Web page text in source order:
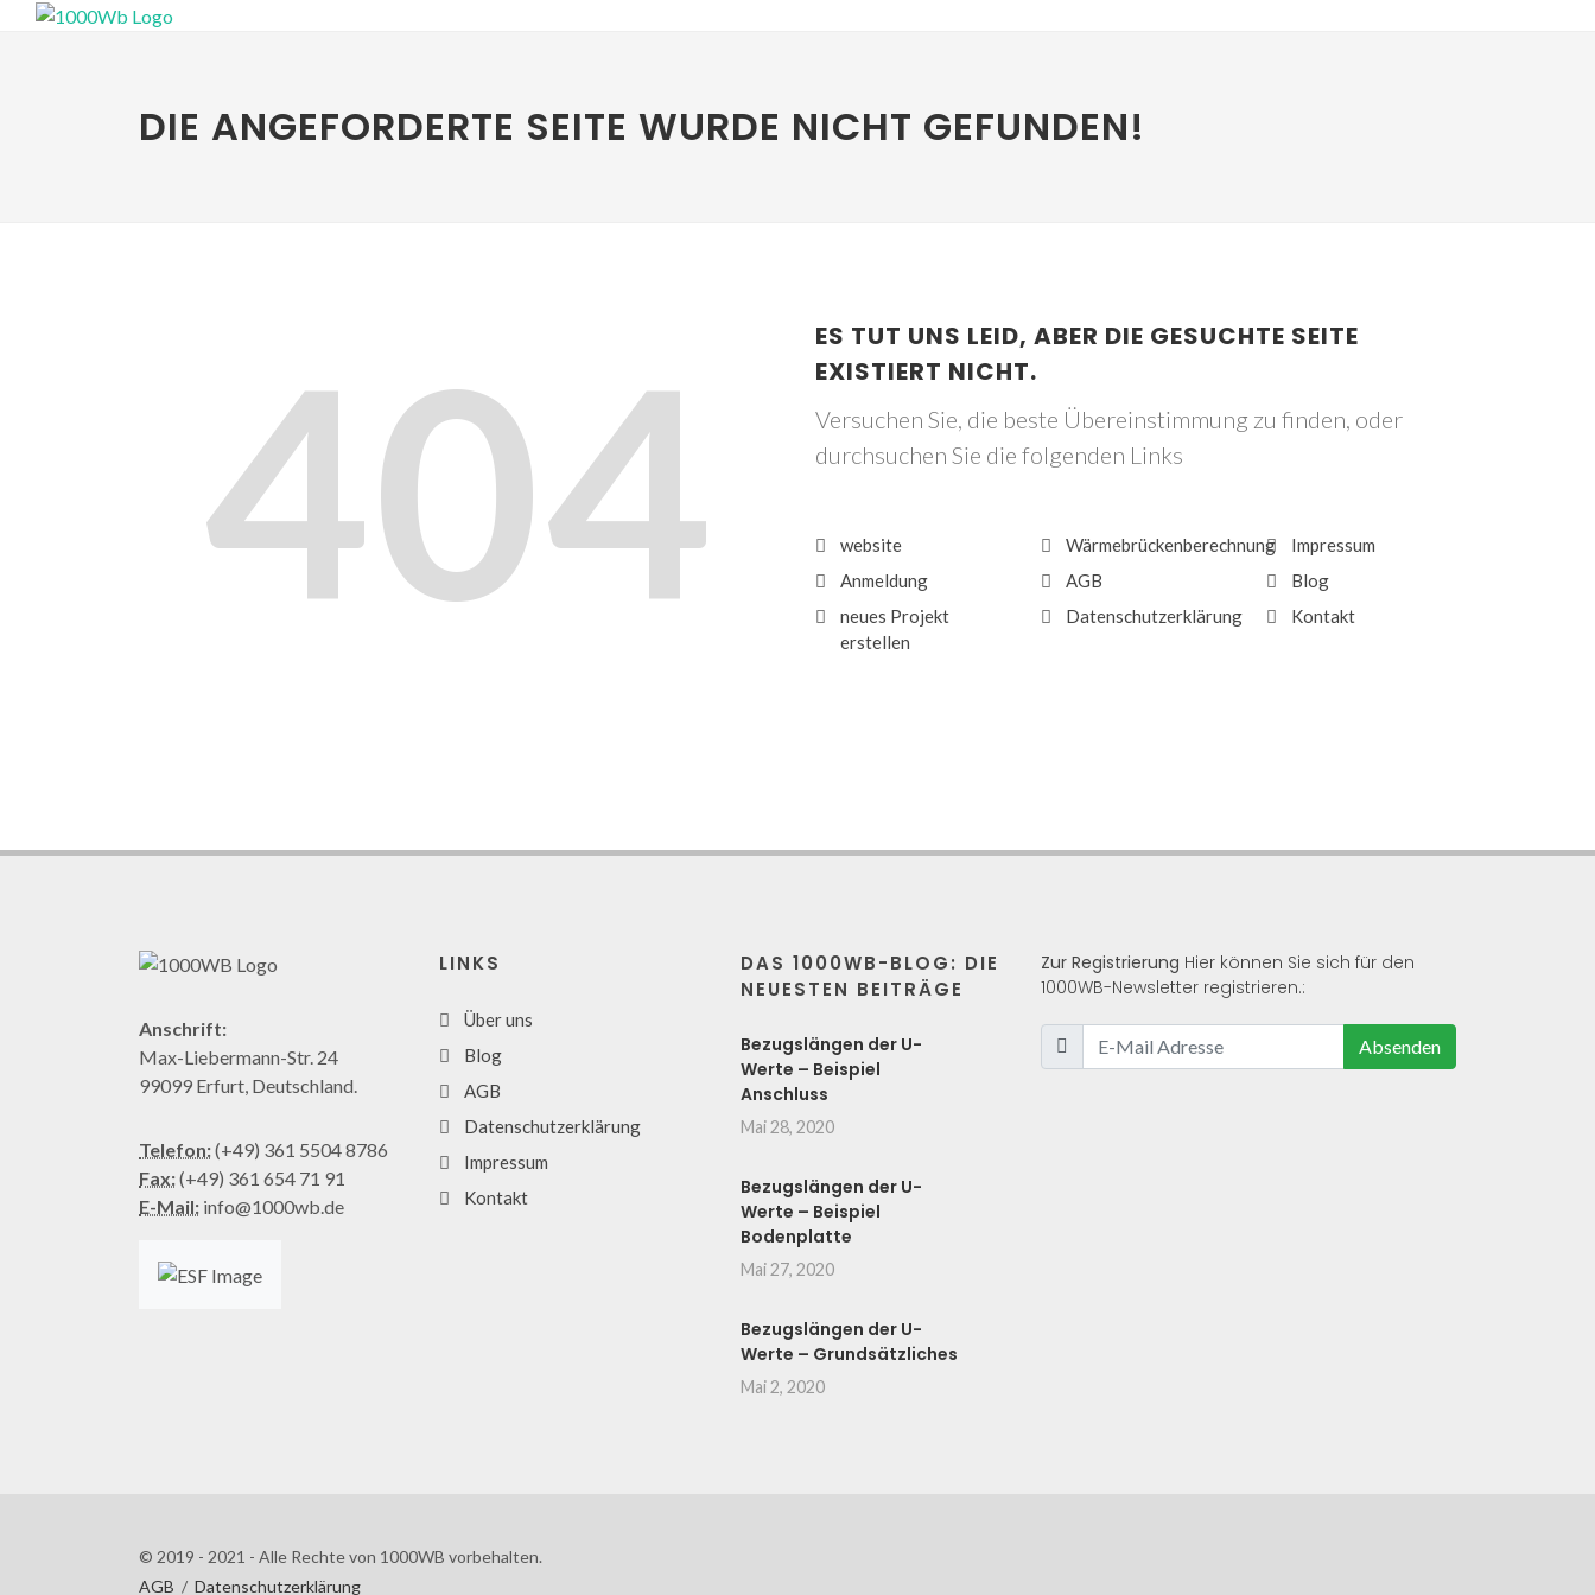
DIE ANGEFORDERTE SEITE WURDE NICHT GEFUNDEN!
404
ES TUT UNS LEID, ABER DIE GESUCHTE SEITE
EXISTIERT NICHT.
Versuchen Sie, die beste Übereinstimmung zu finden, oder
durchsuchen Sie die folgenden Links
website
Anmeldung
neues Projekt
erstellen
Wärmebrückenberechnung
AGB
Datenschutzerklärung
Impressum
Blog
Kontakt
Anschrift:
Max-Liebermann-Str. 24
99099 Erfurt, Deutschland.
Telefon:(+49) 361 5504 8786
Fax:(+49) 361 654 71 91
E-Mail: info@1000wb.de
LINKS
Über uns
Blog
AGB
Datenschutzerklärung
Impressum
Kontakt
DAS 1000WB-BLOG: DIE
NEUESTEN BEITRÄGE
Bezugslängen der U-
Werte – Beispiel
Anschluss
Mai 28, 2020
Bezugslängen der U-
Werte – Beispiel
Bodenplatte
Mai 27, 2020
Bezugslängen der U-
Werte – Grundsätzliches
Mai 2, 2020
Zur Registrierung Hier können Sie sich für den
1000WB-Newsletter registrieren.:
Absenden
© 2019 - 2021 - Alle Rechte von 1000WB vorbehalten.
AGB / Datenschutzerklärung